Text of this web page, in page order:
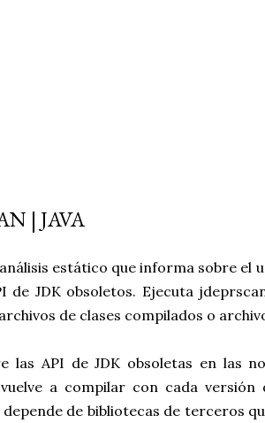
| JAVA
estático que informa sobre el
de JDK obsoletos. Ejecuta
de clases compilados o
las API de JDK obsoletas en las
a compilar con cada versión
de bibliotecas de terceros